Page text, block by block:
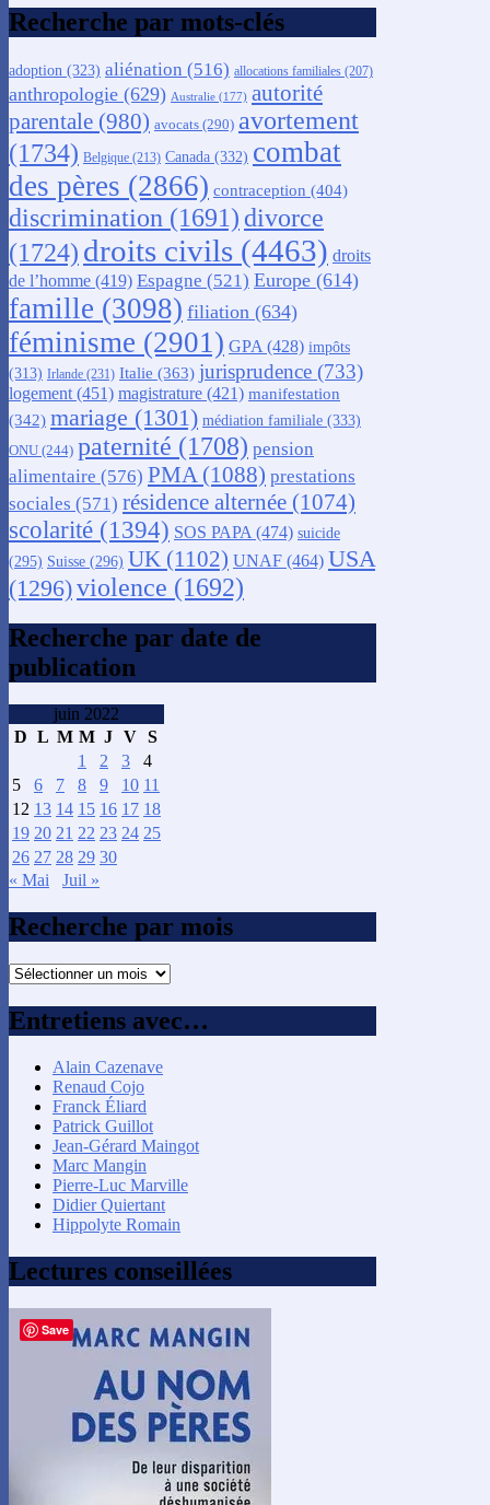
Recherche par mots-clés
adoption (323) aliénation (516) allocations familiales (207)
anthropologie (629) Australie (177) autorité
parentale (980) avocats (290) avortement
(1734) Belgique (213) Canada (332) combat
des pères (2866) contraception (404)
discrimination (1691) divorce
(1724) droits civils (4463) droits
de l’homme (419) Espagne (521) Europe (614)
famille (3098) filiation (634)
féminisme (2901) GPA (428) impôts
(313) Irlande (231) Italie (363) jurisprudence (733)
logement (451) magistrature (421) manifestation
(342) mariage (1301) médiation familiale (333)
ONU (244) paternité (1708) pension
alimentaire (576) PMA (1088) prestations
sociales (571) résidence alternée (1074)
scolarité (1394) SOS PAPA (474) suicide
(295) Suisse (296) UK (1102) UNAF (464) USA
(1296)violence (1692)
Recherche par date de
publication
juin 2022
D L M M J V S
1
2 3
4
5
6 7 8 9 10 11
12 13 14 15 16 17 18
19 20 21 22 23 24 25
26 27 28 29 30
« Mai
Juil »
Recherche par mois
Recherche
mois
Entretiens avec…
Alain Cazenave
Renaud Cojo
Franck Éliard
Patrick Guillot
Jean-Gérard Maingot
Marc Mangin
Pierre-Luc Marville
Didier Quiertant
Hippolyte Romain
Lectures conseillées
Save